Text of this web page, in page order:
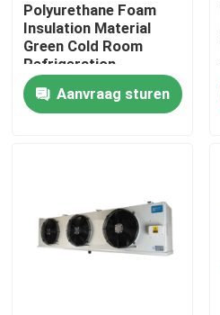
Thuis
Producten
Fabriekstour
Polyurethane Foam
Insulation Material
Green Cold Room
Refrigeration
Equipment for Heavy-
Duty Applications
Aanvraag sturen